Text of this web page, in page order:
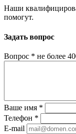
Наши
помогут.
Задать вопрос
Вопрос * не более
Ваше имя *
Телефон *
E-mail